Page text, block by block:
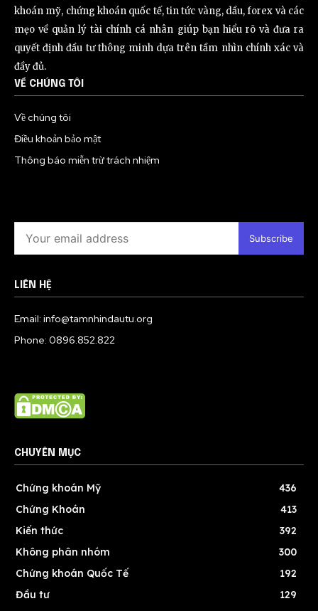
khoán mỹ, chứng khoán quốc tế, tin tức vàng, dầu, forex và các
mẹo về quản lý tài chính cá nhân giúp bạn hiểu rõ và đưa ra
quyết định đầu tư thông minh dựa trên tầm nhìn chính xác và
đầy đủ.
VỀ CHÚNG TÔI
Về chúng tôi
Điều khoản bảo mật
Thông báo miễn trừ trách nhiệm
Subscribe
LIÊN HỆ
Email: info@tamnhindautu.org
Phone: 0896.852.822
CHUYÊN MỤC
Chứng khoán Mỹ
436
Chứng Khoán
413
Kiến thức
392
Không phân nhóm
300
Chứng khoán Quốc Tế
192
Đầu tư
129